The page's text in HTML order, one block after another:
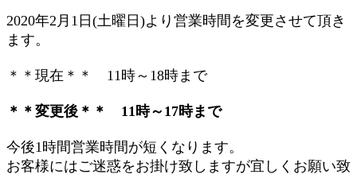
2020年2月1日(土曜日)より営業時間を変更させて頂き
ます。
＊＊現在＊＊ 11時～18時まで
＊＊変更後＊＊ 11時～17時まで
今後1時間営業時間が短くなります。
お客様にはご迷惑をお掛け致しますが宜しくお願い致